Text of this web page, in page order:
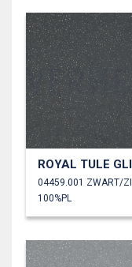
100%PL